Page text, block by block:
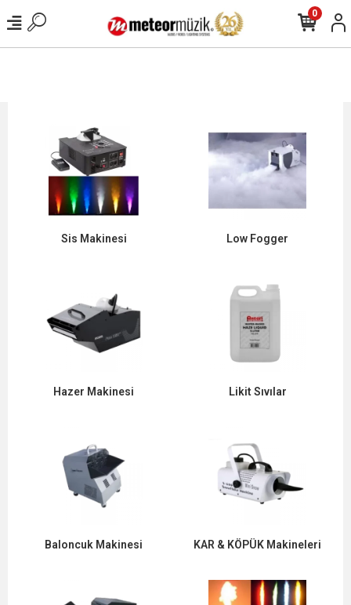
0
Sis Makinesi Low Fogger
Hazer Makinesi Likit Sıvılar
Baloncuk Makinesi KAR & KÖPÜK Makineleri